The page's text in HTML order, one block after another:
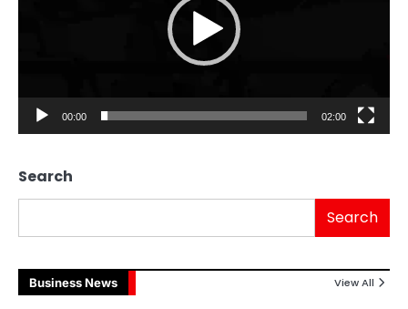
00:00 02:00
Search
Search
Business News View All